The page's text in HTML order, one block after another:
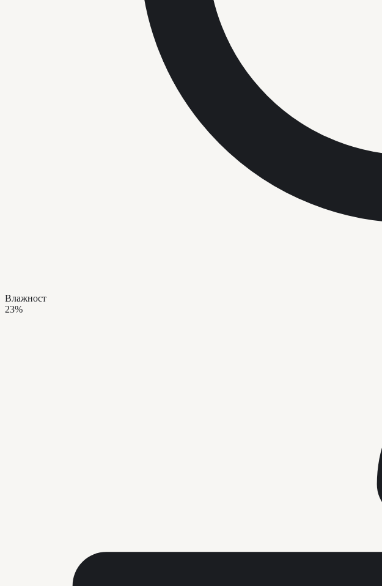
Влажност
23%